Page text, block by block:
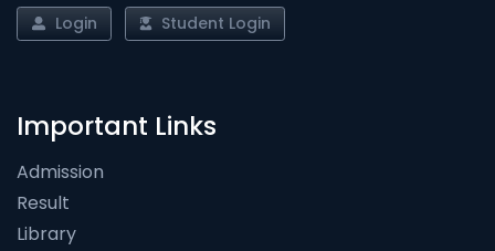
Login Student Login
Important Links
Admission
Result
Library